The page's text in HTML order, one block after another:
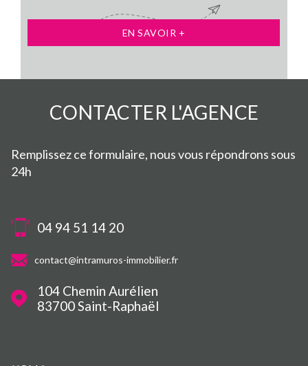
EN SAVOIR +
CONTACTER L'AGENCE
Remplissez ce formulaire, nous vous répondrons sous
24h
04 94 51 14 20
contact@intramuros-immobilier.fr
104 Chemin Aurélien
83700
Saint-Raphaël